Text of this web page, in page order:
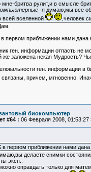
мне-бритва рулит,и в смысле
-я думаю,мы все об
вселенной
,человек
первом приближении нами дана
ген. информации отпасть не
же заложена некая Мудрость?
ген. информации в
причем, мгновенно.
биокомпьютер
#64 : 06 Февраля 2008, 01:53:27
в первом приближении нами
делаете снимки
эксп..
оправдать только для